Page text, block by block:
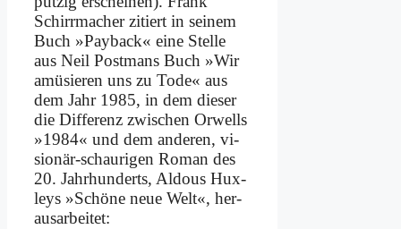
Schirr­ma­cher zi­tiert in sei­nem
Buch »Payback« ei­ne Stel­le
aus Neil Post­mans Buch »Wir
amü­sie­ren uns zu To­de« aus
dem Jahr 1985, in dem die­ser
die Dif­fe­renz zwi­schen Or­wells
»1984« und dem an­de­ren, vi­
sio­när-schau­ri­gen Ro­man des
20. Jahr­hun­derts, Al­dous Hux­
leys »Schö­ne neue Welt«, her­
aus­ar­bei­tet: